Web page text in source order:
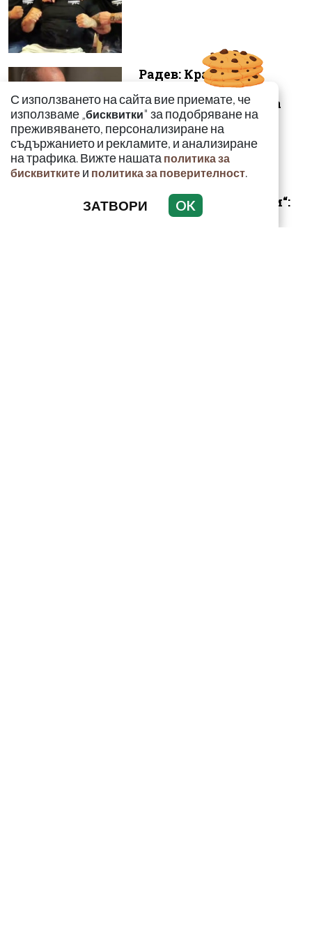
Радев: Край на 15-
годишната сага –
безценният архив на
македонските бъ...
„Умира се за секунди“:
Токсиколог
С използването на сайта вие приемате, че
използваме „бисквитки" за подобряване на
преживяването, персонализиране на
съдържанието и рекламите, и анализиране
на трафика. Вижте нашата политика за
бисквитките и политика за поверителност.
ЗАТВОРИ OK